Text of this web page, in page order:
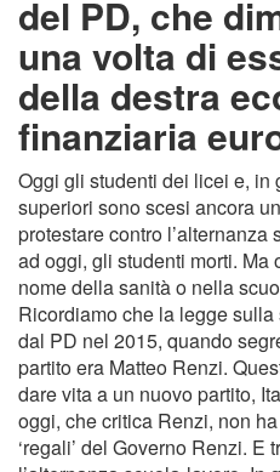
del PD, che
una volta di
della destra
finanziaria
Oggi gli studenti dei licei e, in
superiori sono scesi ancora
protestare contro
ad oggi, gli studenti morti. Ma
nome della sanità o nella
Ricordiamo che la legge
dal PD nel 2015, quando
partito era Matteo Renzi.
dare vita a un nuovo partito,
oggi, che critica Renzi, non
‘regali’ del Governo Renzi. E